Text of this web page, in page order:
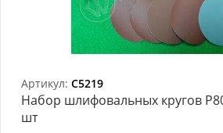
Артикул: C5219
Набор шлифовальных кругов
шт